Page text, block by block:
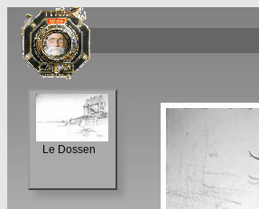
Le Dossen